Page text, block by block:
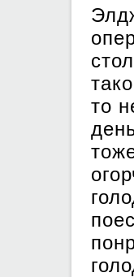
то